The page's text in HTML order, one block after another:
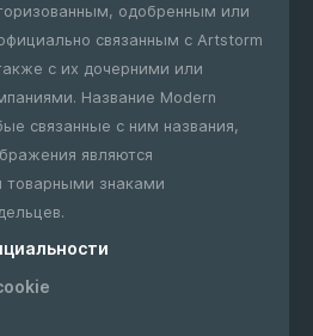
одобренным или
связанным с Artstorm
с их дочерними или
Modern
связанные с ним названия,
являются
товарными знаками